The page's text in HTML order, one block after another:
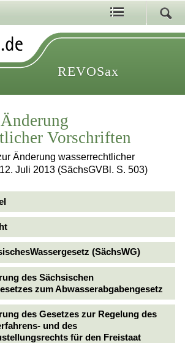
REVOSax
Vorschriften
Änderung wasserrechtlicher
Juli 2013 (SächsGVBl. S. 503)
(SächsWG)
des Sächsischen
zum Abwasserabgabengesetz
des Gesetzes zur Regelung des
und des
für den Freistaat